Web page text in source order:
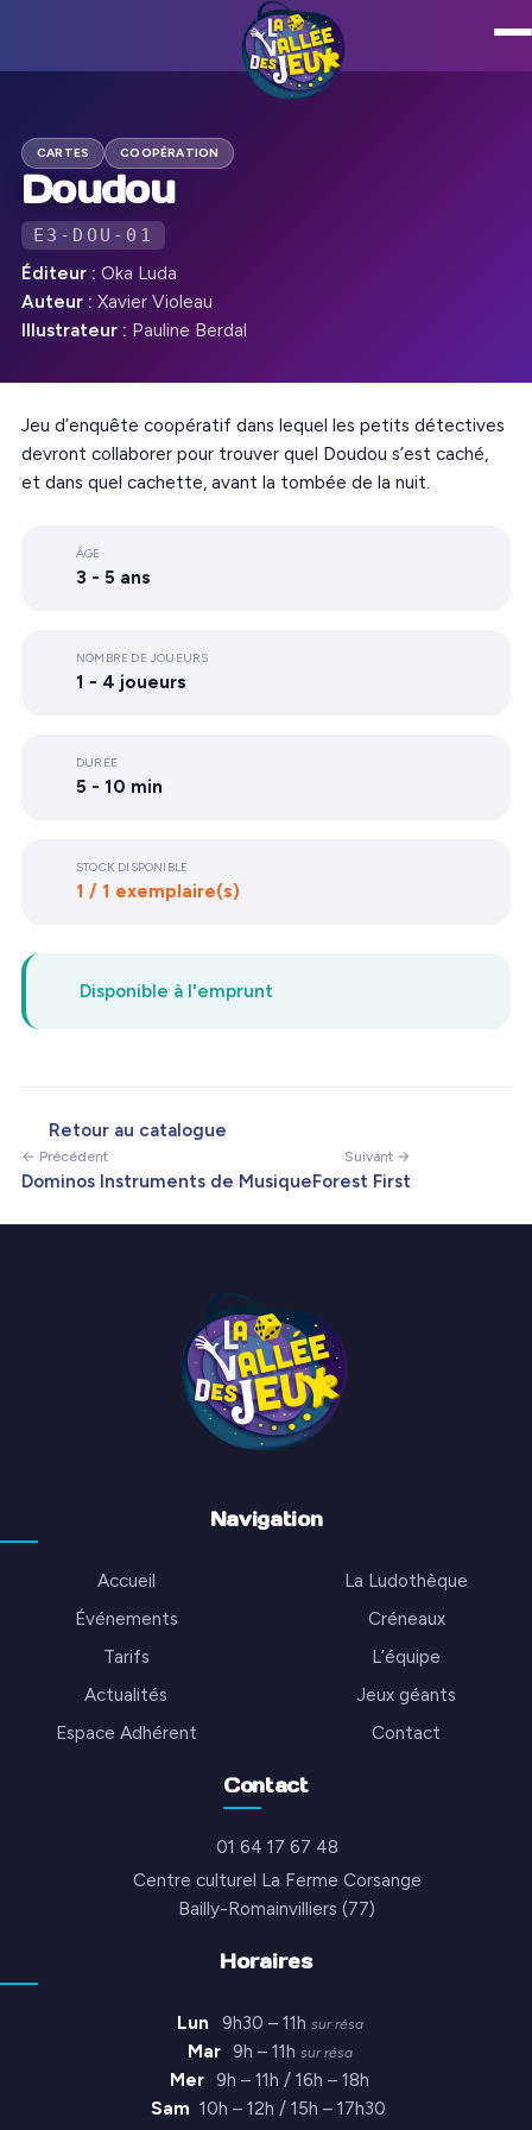
CARTES COOPÉRATION
Doudou
E3-DOU-01
Éditeur : Oka Luda
Auteur : Xavier Violeau
Illustrateur : Pauline Berdal
Jeu d’enquête coopératif dans lequel les petits détectives
devront collaborer pour trouver quel Doudou s’est caché,
et dans quel cachette, avant la tombée de la nuit.
ÂGE
3 - 5 ans
NOMBRE DE JOUEURS
1 - 4 joueurs
DURÉE
5 - 10 min
STOCK DISPONIBLE
1 / 1 exemplaire(s)
Disponible à l'emprunt
Retour au catalogue
← Précédent
Dominos Instruments de Musique
Suivant →
Forest First
Navigation
Accueil
La Ludothèque
Événements
Créneaux
Tarifs
L’équipe
Actualités
Jeux géants
Espace Adhérent
Contact
Contact
01 64 17 67 48
Centre culturel La Ferme Corsange
Bailly-Romainvilliers (77)
Horaires
Lun 9h30 – 11h sur résa
Mar 9h – 11h sur résa
Mer 9h – 11h / 16h – 18h
Sam 10h – 12h / 15h – 17h30